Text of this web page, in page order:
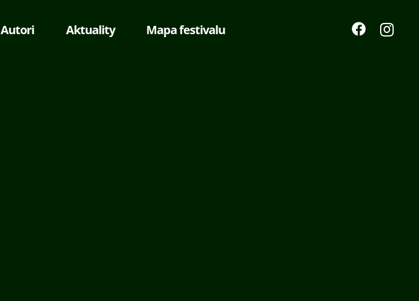
Autori Aktuality Mapa festivalu